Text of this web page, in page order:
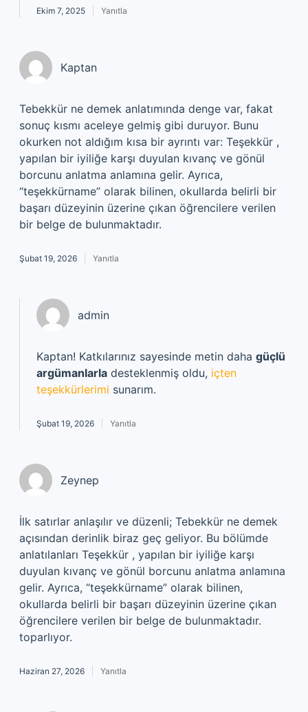
Ekim 7, 2025 Yanıtla
Kaptan
Tebekkür ne demek anlatımında denge var, fakat
sonuç kısmı aceleye gelmiş gibi duruyor. Bunu
okurken not aldığım kısa bir ayrıntı var: Teşekkür ,
yapılan bir iyiliğe karşı duyulan kıvanç ve gönül
borcunu anlatma anlamına gelir. Ayrıca,
“teşekkürname” olarak bilinen, okullarda belirli bir
başarı düzeyinin üzerine çıkan öğrencilere verilen
bir belge de bulunmaktadır.
Şubat 19, 2026 Yanıtla
admin
Kaptan! Katkılarınız sayesinde metin daha güçlü
argümanlarla desteklenmiş oldu, içten
teşekkürlerimi sunarım.
Şubat 19, 2026 Yanıtla
Zeynep
İlk satırlar anlaşılır ve düzenli; Tebekkür ne demek
açısından derinlik biraz geç geliyor. Bu bölümde
anlatılanları Teşekkür , yapılan bir iyiliğe karşı
duyulan kıvanç ve gönül borcunu anlatma anlamına
gelir. Ayrıca, “teşekkürname” olarak bilinen,
okullarda belirli bir başarı düzeyinin üzerine çıkan
öğrencilere verilen bir belge de bulunmaktadır.
toparlıyor.
Haziran 27, 2026 Yanıtla